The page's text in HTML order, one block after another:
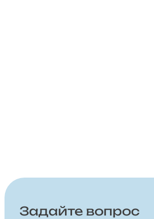
Задайте вопрос